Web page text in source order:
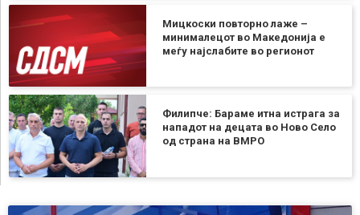
Мицкоски повторно лаже –
минималецот во Македонија е
меѓу најслабите во регионот
Филипче: Бараме итна истрага за
нападот на децата во Ново Село
од страна на ВМРО